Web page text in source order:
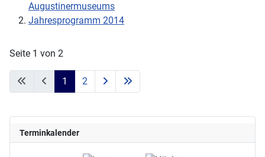
Terminkalender
Augustinermuseums
Jahresprogramm 2014
Seite 1 von 2
1 2